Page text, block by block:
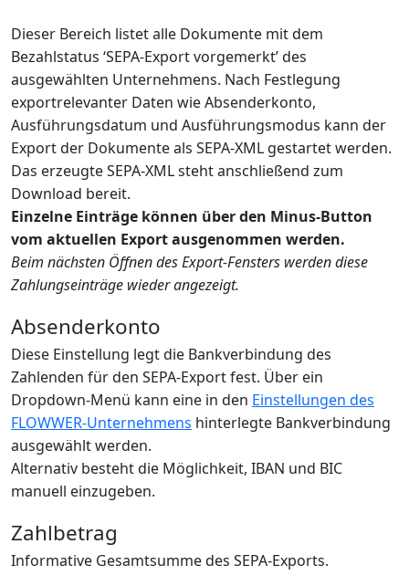
Dieser Bereich listet alle Dokumente mit dem
Bezahlstatus ‘SEPA-Export vorgemerkt’ des
ausgewählten Unternehmens. Nach Festlegung
exportrelevanter Daten wie Absenderkonto,
Ausführungsdatum und Ausführungsmodus kann der
Export der Dokumente als SEPA-XML gestartet werden.
Das erzeugte SEPA-XML steht anschließend zum
Download bereit.
Einzelne Einträge können über den Minus-Button
vom aktuellen Export ausgenommen werden.
Beim nächsten Öffnen des Export-Fensters werden diese
Zahlungseinträge wieder angezeigt.
Absenderkonto
Diese Einstellung legt die Bankverbindung des
Zahlenden für den SEPA-Export fest. Über ein
Dropdown-Menü kann eine in den Einstellungen des
FLOWWER-Unternehmens hinterlegte Bankverbindung
ausgewählt werden.
Alternativ besteht die Möglichkeit, IBAN und BIC
manuell einzugeben.
Zahlbetrag
Informative Gesamtsumme des SEPA-Exports.